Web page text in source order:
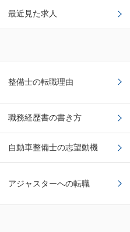
最近見た求人
整備士の転職理由
職務経歴書の書き方
自動車整備士の志望動機
アジャスターへの転職